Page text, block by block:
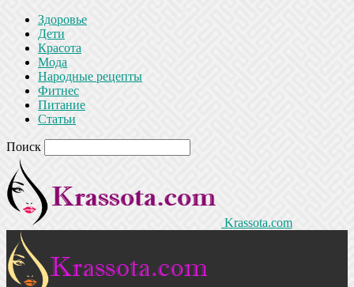
Здоровье
Дети
Красота
Мода
Народные рецепты
Фитнес
Питание
Статьи
Поиск
Krassota.com